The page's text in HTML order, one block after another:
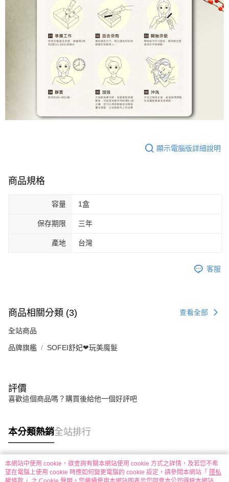
顯示電腦版詳細說明
商品規格
容量 1盒
保存期限 三年
產地 台灣
客服
商品相關分類 (3) 查看全部
全站商品
品牌旗艦 SOFEI舒妃❤︎玩美魔髮
評價
喜歡這個商品嗎？購買後給他一個好評吧
本分類熱銷全站排行
熱門標籤
本網站中使用 cookie，欲查詢有關本網站使用 cookie 方式之詳情，及若您不希
望在電腦上使用 cookie 時應如何變更電腦的 cookie 設定，請參閱本網站「 隱私